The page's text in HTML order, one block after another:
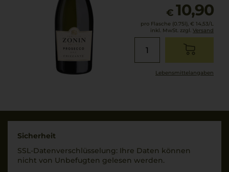
€ 10,90
pro Flasche (0.75l), € 14,53/L
inkl. MwSt. zzgl. Versand
Lebensmittel­angaben
Sicherheit
SSL-Daten­verschlüs­selung: Ihre Daten können
nicht von Unbe­fugten gelesen werden.